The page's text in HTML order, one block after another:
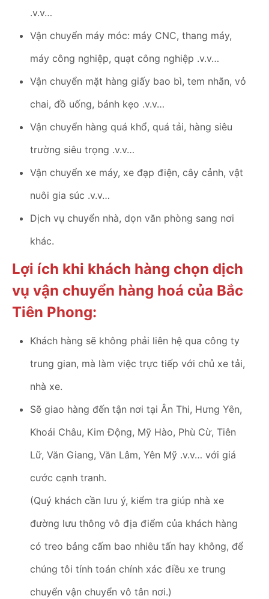
.v.v…
Vận chuyển máy móc: máy CNC, thang máy,
máy công nghiệp, quạt công nghiệp .v.v…
Vận chuyển mặt hàng giấy bao bì, tem nhãn, vỏ
chai, đồ uống, bánh kẹo .v.v…
Vận chuyển hàng quá khổ, quá tải, hàng siêu
trường siêu trọng .v.v…
Vận chuyển xe máy, xe đạp điện, cây cảnh, vật
nuôi gia súc .v.v…
Dịch vụ chuyển nhà, dọn văn phòng sang nơi
khác.
Lợi ích khi khách hàng chọn dịch
vụ vận chuyển hàng hoá của Bắc
Tiên Phong:
Khách hàng sẽ không phải liên hệ qua công ty
trung gian, mà làm việc trực tiếp với chủ xe tải,
nhà xe.
Sẽ giao hàng đến tận nơi tại Ân Thi, Hưng Yên,
Khoái Châu, Kim Động, Mỹ Hào, Phù Cừ, Tiên
Lữ, Văn Giang, Văn Lâm, Yên Mỹ .v.v… với giá
cước cạnh tranh.
(Quý khách cần lưu ý, kiểm tra giúp nhà xe
đường lưu thông vô địa điểm của khách hàng
có treo bảng cấm bao nhiêu tấn hay không, để
chúng tôi tính toán chính xác điều xe trung
chuyển vận chuyển vô tân nơi.)